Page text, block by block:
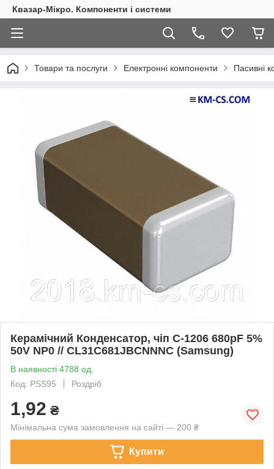
Квазар-Мікро. Компоненти і системи
Товари та послуги Електронні компоненти Пасивні
Керамічний Конденсатор, чіп C-1206 680pF 5%
50V NP0 // CL31C681JBCNNNC (Samsung)
В наявності 4788 од.
Код: PSS95
Роздріб
1,92 ₴
Мінімальна сума замовлення на сайті — 200 ₴
Купити